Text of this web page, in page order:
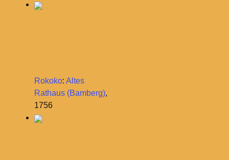
Rokoko: Altes
Rathaus (Bamberg),
1756